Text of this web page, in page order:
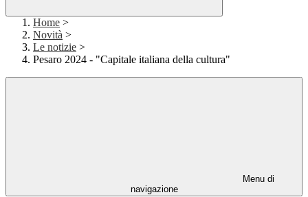
Home >
Novità >
Le notizie >
Pesaro 2024 - "Capitale italiana della cultura"
Menu di
navigazione